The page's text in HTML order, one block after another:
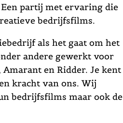
partij met ervaring die
bedrijfsfilms.
als het gaat om het
andere gewerkt voor
en Ridder. Je kent
kracht van ons. Wij
bedrijfsfilms maar ook de